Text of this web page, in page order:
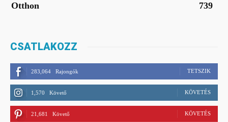
Otthon
739
CSATLAKOZZ
283,064 Rajongók TETSZIK
1,570 Követő KÖVETÉS
21,681 Követő KÖVETÉS